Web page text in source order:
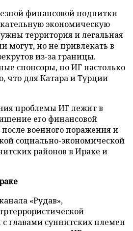
финансовой подпитки
экономическую
территория и легальная
могут, но не привлекать в
из-за границы.
спонсоры, но ИГ настолько
что для Катара и Турции
проблемы ИГ лежит в
его финансовой
военного поражения и
социально-экономической
районов в Ираке и
«Рудав»,
главами суннитских племен